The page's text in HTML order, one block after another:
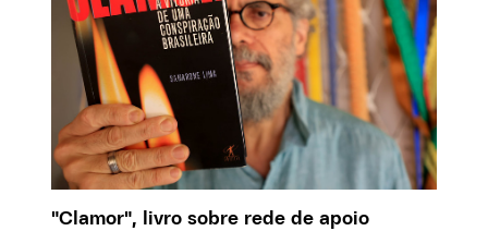
"Clamor", livro sobre rede de apoio